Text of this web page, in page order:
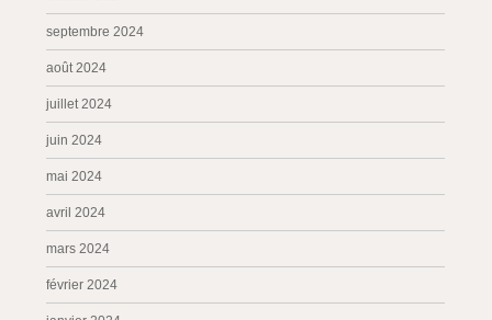
septembre 2024
août 2024
juillet 2024
juin 2024
mai 2024
avril 2024
mars 2024
février 2024